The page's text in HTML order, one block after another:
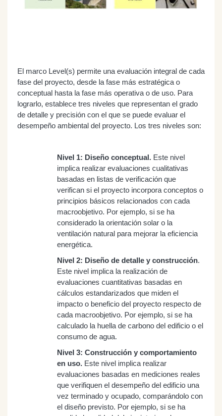
El marco Level(s) permite una evaluación integral de cada
fase del proyecto, desde la fase más estratégica o
conceptual hasta la fase más operativa o de uso. Para
lograrlo, establece tres niveles que representan el grado
de detalle y precisión con el que se puede evaluar el
desempeño ambiental del proyecto. Los tres niveles son:
Nivel 1: Diseño conceptual. Este nivel
implica realizar evaluaciones cualitativas
basadas en listas de verificación que
verifican si el proyecto incorpora conceptos o
principios básicos relacionados con cada
macroobjetivo. Por ejemplo, si se ha
considerado la orientación solar o la
ventilación natural para mejorar la eficiencia
energética.
Nivel 2: Diseño de detalle y construcción.
Este nivel implica la realización de
evaluaciones cuantitativas basadas en
cálculos estandarizados que miden el
impacto o beneficio del proyecto respecto de
cada macroobjetivo. Por ejemplo, si se ha
calculado la huella de carbono del edificio o el
consumo de agua.
Nivel 3: Construcción y comportamiento
en uso. Este nivel implica realizar
evaluaciones basadas en mediciones reales
que verifiquen el desempeño del edificio una
vez terminado y ocupado, comparándolo con
el diseño previsto. Por ejemplo, si se ha